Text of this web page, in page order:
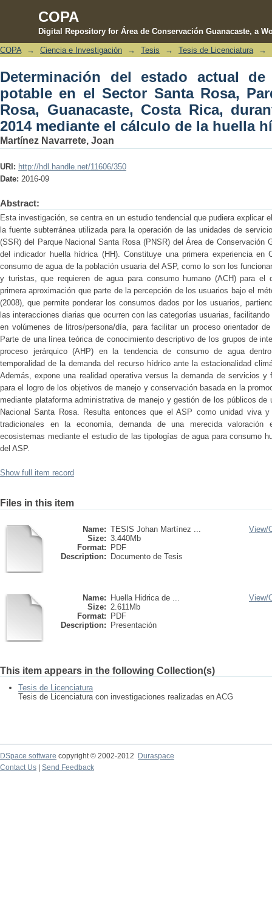
COPA
Digital Repository for Área de Conservación Guanacaste, a
Determinación del estado actual de
Rosa, Parque Nacional Santa Rosa,
2012-2014 mediante el cálculo de la
COPA → Ciencia e Investigación → Tesis → Tesis de Licenciatura →
Determinación del estado actual
potable en el Sector Santa Rosa,
Rosa, Guanacaste, Costa Rica,
2014 mediante el cálculo de la huella
Martínez Navarrete, Joan
URI: http://hdl.handle.net/11606/350
Date: 2016-09
Abstract:
Esta investigación, se centra en un estudio tendencial que pudiera explicar
la fuente subterránea utilizada para la operación de las unidades de
(SSR) del Parque Nacional Santa Rosa (PNSR) del Área de Conservación
del indicador huella hídrica (HH). Constituye una primera experiencia
consumo de agua de la población usuaria del ASP, como lo son los
y turistas, que requieren de agua para consumo humano (ACH) para el
primera aproximación que parte de la percepción de los usuarios bajo el
(2008), que permite ponderar los consumos dados por los usuarios,
las interacciones diarias que ocurren con las categorías usuarias,
en volúmenes de litros/persona/día, para facilitar un proceso orientador
Parte de una línea teórica de conocimiento descriptivo de los grupos de
proceso jerárquico (AHP) en la tendencia de consumo de agua
temporalidad de la demanda del recurso hídrico ante la estacionalidad
Además, expone una realidad operativa versus la demanda de servicios
para el logro de los objetivos de manejo y conservación basada en la
mediante plataforma administrativa de manejo y gestión de los públicos
Nacional Santa Rosa. Resulta entonces que el ASP como unidad viva
tradicionales en la economía, demanda de una merecida
ecosistemas mediante el estudio de las tipologías de agua para consumo
del ASP.
Show full item record
Files in this item
Name: TESIS Johan Martínez ...
Size: 3.440Mb
Format:
PDF
Description:
Documento de Tesis
View/
Name:
Huella Hidrica de ...
Size: 2.611Mb
Format:
PDF
Description:
Presentación
View/
This item appears in the following Collection(s)
Tesis de Licenciatura
Tesis de Licenciatura con investigaciones realizadas en ACG
DSpace software copyright © 2002-2012 Duraspace
Contact Us | Send Feedback